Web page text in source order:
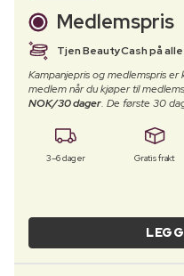
Medlemspris
Tjen BeautyCash på
Kampanjepris og medlemspris
medlem når du kjøper til
NOK/30 dager. De første 30
3–6 dager Gratis frakt